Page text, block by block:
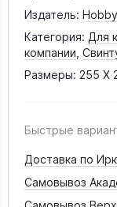
Издатель:
Категория: Для
компании
Размеры: 255 X
Быстрые
Доставка по
Самовывоз